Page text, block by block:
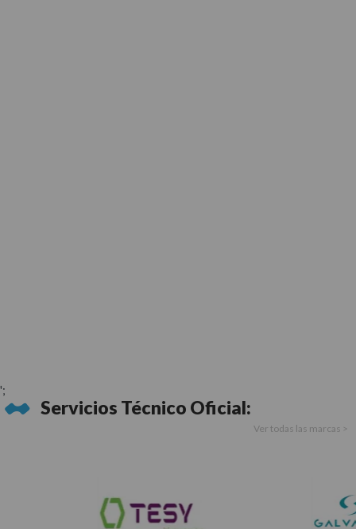
';
Servicios Técnico Oficial:
Ver todas las marcas >